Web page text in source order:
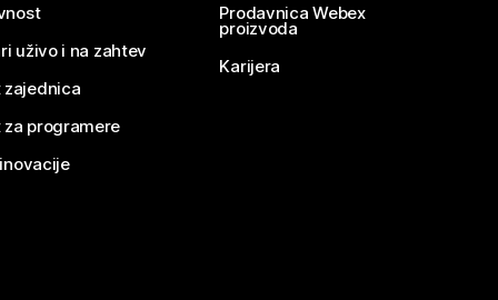
uživo i na zahtev
zajednica
za programere
Prodavnica Webex
proizvoda
Karijera